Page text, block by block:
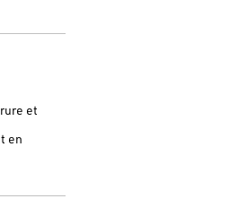
et
en